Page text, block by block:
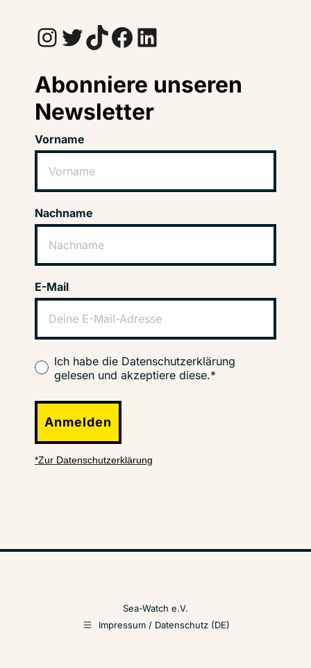
InstagramTwitter TikTok Facebook LinkedIn
Abonniere unseren
Newsletter
Vorname
Nachname
E-Mail
Ich habe die Datenschutzerklärung
gelesen und akzeptiere diese.*
Anmelden
*Zur Datenschutzerklärung
Sea-Watch e.V.
Impressum / Datenschutz (DE)